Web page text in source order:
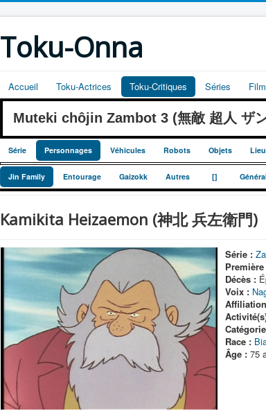
Toku-Onna
Accueil Toku-Actrices Toku-Critiques Séries
Muteki chôjin Zambot 3 (無敵 超人 ザ
Série Personnages Véhicules Robots Objets
Jin Family Entourage Gaizokk Autres []
Kamikita Heizaemon (神北 兵左衛門)
Série :
Décès :
Voix :
Race :
Âge :75